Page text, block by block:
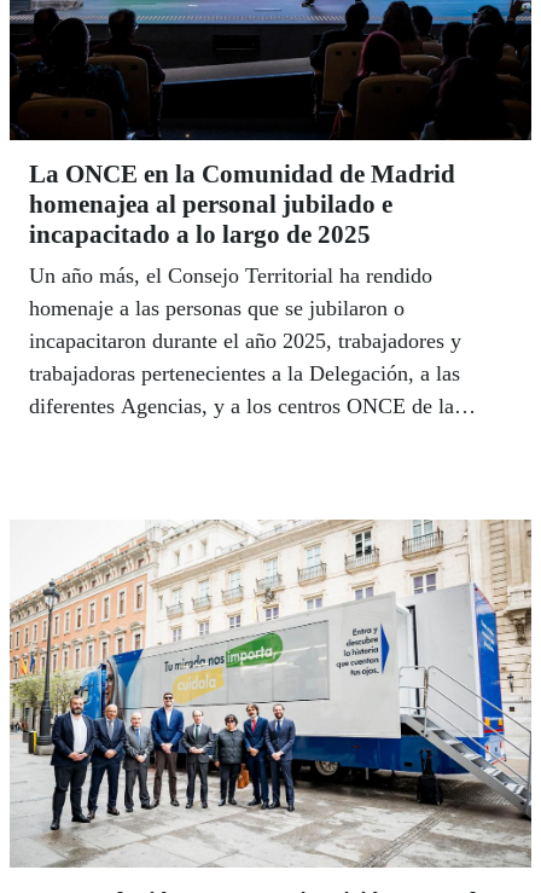
La ONCE en la Comunidad de Madrid
homenajea al personal jubilado e
incapacitado a lo largo de 2025
Un año más, el Consejo Territorial ha rendido
homenaje a las personas que se jubilaron o
incapacitaron durante el año 2025, trabajadores y
trabajadoras pertenecientes a la Delegación, a las
diferentes Agencias, y a los centros ONCE de la